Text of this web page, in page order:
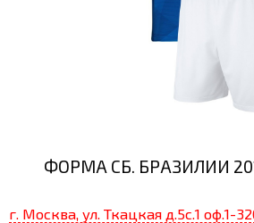
ФОРМА СБ. БРАЗИЛИИ
г. Москва, ул. Ткацкая д.5с.1 оф.1-